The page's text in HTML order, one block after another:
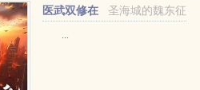
圣海城的魏东征
医武双修在
...